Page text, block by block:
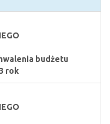
budżetu
rok